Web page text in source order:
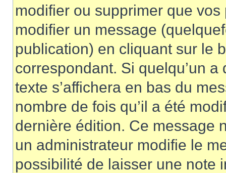
modifier ou supprimer que
modifier un message
publication) en cliquant sur le
correspondant. Si quelqu’un
texte s’affichera en bas du
nombre de fois qu’il a été
dernière édition. Ce message
un administrateur modifie le
possibilité de laisser une note